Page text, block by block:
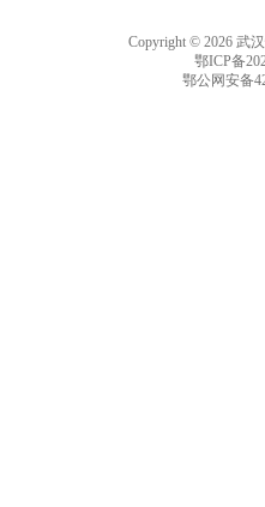
Copyright © 2026 武
鄂ICP备
鄂公网安备